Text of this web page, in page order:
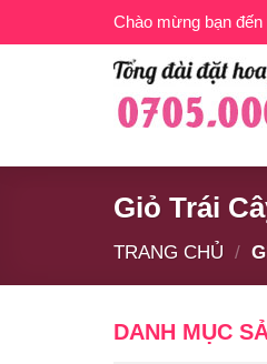
qua
Chào mừng bạn
Giỏ Trái
TRANG CHỦ /
DANH MỤC